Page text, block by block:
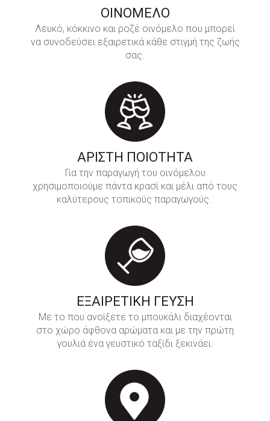
ΟΙΝΟΜΕΛΟ
Λευκό, κόκκινο και ροζέ οινόμελο που μπορεί
να συνοδεύσει εξαιρετικά κάθε στιγμή της ζωής
σας.
ΑΡΙΣΤΗ ΠΟΙΟΤΗΤΑ
Για την παραγωγή του οινόμελου
χρησιμοποιούμε πάντα κρασί και μέλι από τους
καλύτερους τοπικούς παραγωγούς.
ΕΞΑΙΡΕΤΙΚΗ ΓΕΥΣΗ
Με το που ανοίξετε το μπουκάλι διαχέονται
στο χώρο άφθονα αρώματα και με την πρώτη
γουλιά ένα γευστικό ταξίδι ξεκινάει.